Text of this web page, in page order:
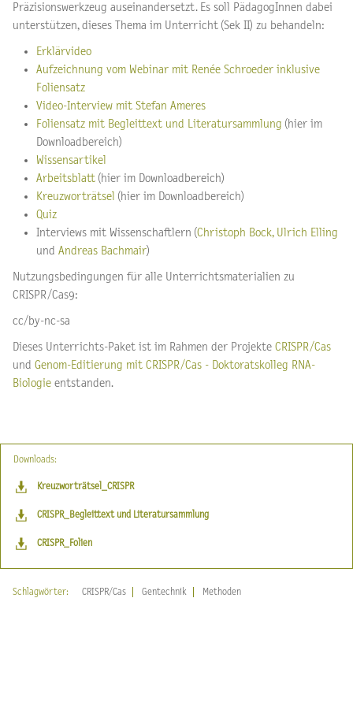
Präzisionswerkzeug auseinandersetzt. Es soll PädagogInnen dabei
unterstützen, dieses Thema im Unterricht (Sek II) zu behandeln:
Erklärvideo
Aufzeichnung vom Webinar mit Renée Schroeder inklusive
Foliensatz
Video-Interview mit Stefan Ameres
Foliensatz mit Begleittext und Literatursammlung (hier im
Downloadbereich)
Wissensartikel
Arbeitsblatt (hier im Downloadbereich)
Kreuzworträtsel (hier im Downloadbereich)
Quiz
Interviews mit Wissenschaftlern (Christoph Bock, Ulrich Elling
und Andreas Bachmair)
Nutzungsbedingungen für alle Unterrichtsmaterialien zu
CRISPR/Cas9:
cc/by-nc-sa
Dieses Unterrichts-Paket ist im Rahmen der Projekte CRISPR/Cas
und Genom-Editierung mit CRISPR/Cas - Doktoratskolleg RNA-
Biologie entstanden.
Downloads:
Kreuzworträtsel_CRISPR
CRISPR_Begleittext und Literatursammlung
CRISPR_Folien
Schlagwörter: CRISPR/Cas Gentechnik Methoden